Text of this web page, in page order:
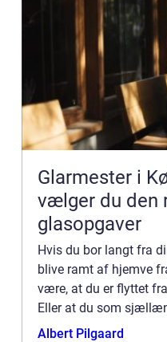
Glarmester i
vælger du den
glasopgaver
Hvis du bor langt fra
blive ramt af hjemve
være, at du er flyttet
Eller at du som
kæreste tilbage t...
Albert Pilgaard